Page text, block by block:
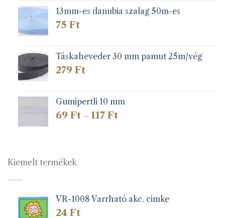
13mm-es danubia szalag 50m-es
75 Ft
Táskaheveder 30 mm pamut 25m/vég
279 Ft
Gumipertli 10 mm
69 Ft – 117 FtÁrtartomány:
Kiemelt termékek
VR-1008 Varrható akc. cimke
24 Ft